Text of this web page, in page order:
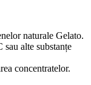
naturale Gelato.
alte substanțe
concentratelor.